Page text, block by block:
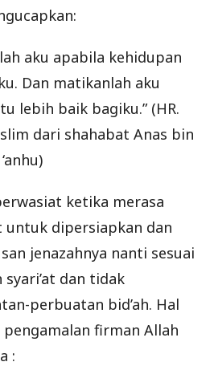
aku apabila kehidupan
Dan matikanlah aku
lebih baik bagiku.” (HR.
dari shahabat Anas bin
ketika merasa
untuk dipersiapkan dan
jenazahnya nanti sesuai
dan tidak
perbuatan bid’ah. Hal
firman Allah
: